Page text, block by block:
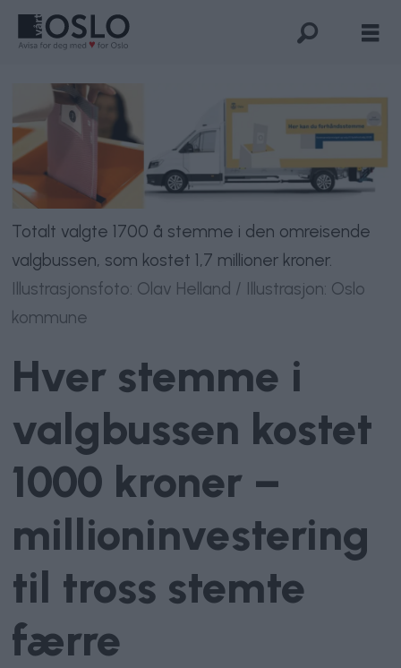
Totalt valgte 1700 å stemme i den omreisende
valgbussen, som kostet 1,7 millioner kroner.
Illustrasjonsfoto: Olav Helland / Illustrasjon: Oslo
kommune
Hver stemme i
valgbussen kostet
1000 kroner –
millioninvestering
til tross stemte
færre